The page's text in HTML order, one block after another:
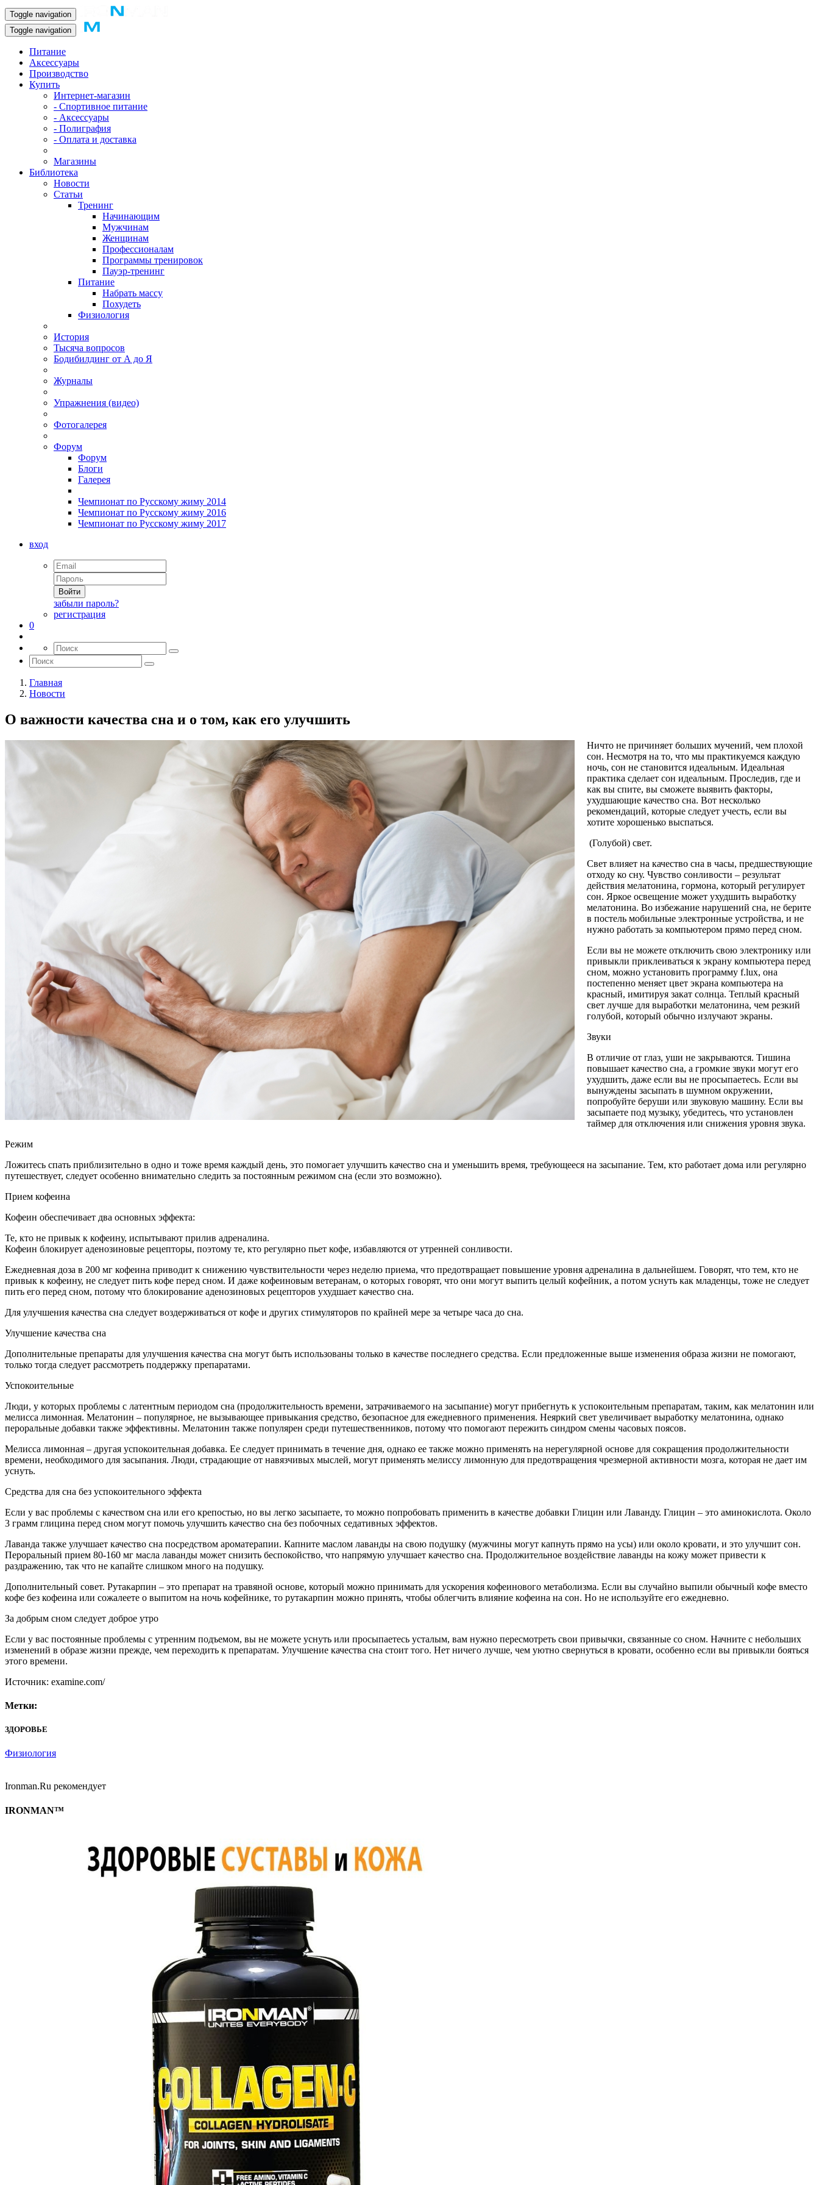
Toggle navigation
Toggle navigation
Питание
Аксессуары
Производство
Купить
Интернет-магазин
- Спортивное питание
- Аксессуары
- Полиграфия
- Оплата и доставка
Магазины
Библиотека
Новости
Статьи
Тренинг
Начинающим
Мужчинам
Женщинам
Профессионалам
Программы тренировок
Пауэр-тренинг
Питание
Набрать массу
Похудеть
Физиология
История
Тысяча вопросов
Бодибилдинг от А до Я
Журналы
Упражнения (видео)
Фотогалерея
Форум
Форум
Блоги
Галерея
Чемпионат по Русскому жиму 2014
Чемпионат по Русскому жиму 2016
Чемпионат по Русскому жиму 2017
вход
Войти
забыли пароль?
регистрация
0
Главная
Новости
О важности качества сна и о том, как его улучшить
Ничто не причиняет больших мучений, чем плохой
сон. Несмотря на то, что мы практикуемся каждую
ночь, сон не становится идеальным. Идеальная
практика сделает сон идеальным. Проследив, где и
как вы спите, вы сможете выявить факторы,
ухудшающие качество сна. Вот несколько
рекомендаций, которые следует учесть, если вы
хотите хорошенько выспаться.
(Голубой) свет.
Свет влияет на качество сна в часы, предшествующие
отходу ко сну. Чувство сонливости – результат
действия мелатонина, гормона, который регулирует
сон. Яркое освещение может ухудшить выработку
мелатонина. Во избежание нарушений сна, не берите
в постель мобильные электронные устройства, и не
нужно работать за компьютером прямо перед сном.
Если вы не можете отключить свою электронику или
привыкли приклеиваться к экрану компьютера перед
сном, можно установить программу f.lux, она
постепенно меняет цвет экрана компьютера на
красный, имитируя закат солнца. Теплый красный
свет лучше для выработки мелатонина, чем резкий
голубой, который обычно излучают экраны.
Звуки
В отличие от глаз, уши не закрываются. Тишина
повышает качество сна, а громкие звуки могут его
ухудшить, даже если вы не просыпаетесь. Если вы
вынуждены засыпать в шумном окружении,
попробуйте беруши или звуковую машину. Если вы
засыпаете под музыку, убедитесь, что установлен
таймер для отключения или снижения уровня звука.
Режим
Ложитесь спать приблизительно в одно и тоже время каждый день, это помогает улучшить качество сна и уменьшить время, требующееся на засыпание. Тем, кто работает дома или регулярно
путешествует, следует особенно внимательно следить за постоянным режимом сна (если это возможно).
Прием кофеина
Кофеин обеспечивает два основных эффекта:
Те, кто не привык к кофеину, испытывают прилив адреналина.
Кофеин блокирует аденозиновые рецепторы, поэтому те, кто регулярно пьет кофе, избавляются от утренней сонливости.
Ежедневная доза в 200 мг кофеина приводит к снижению чувствительности через неделю приема, что предотвращает повышение уровня адреналина в дальнейшем. Говорят, что тем, кто не
привык к кофеину, не следует пить кофе перед сном. И даже кофеиновым ветеранам, о которых говорят, что они могут выпить целый кофейник, а потом уснуть как младенцы, тоже не следует
пить его перед сном, потому что блокирование аденозиновых рецепторов ухудшает качество сна.
Для улучшения качества сна следует воздерживаться от кофе и других стимуляторов по крайней мере за четыре часа до сна.
Улучшение качества сна
Дополнительные препараты для улучшения качества сна могут быть использованы только в качестве последнего средства. Если предложенные выше изменения образа жизни не помогают,
только тогда следует рассмотреть поддержку препаратами.
Успокоительные
Люди, у которых проблемы с латентным периодом сна (продолжительность времени, затрачиваемого на засыпание) могут прибегнуть к успокоительным препаратам, таким, как мелатонин или
мелисса лимонная. Мелатонин – популярное, не вызывающее привыкания средство, безопасное для ежедневного применения. Неяркий свет увеличивает выработку мелатонина, однако
пероральные добавки также эффективны. Мелатонин также популярен среди путешественников, потому что помогают пережить синдром смены часовых поясов.
Мелисса лимонная – другая успокоительная добавка. Ее следует принимать в течение дня, однако ее также можно применять на нерегулярной основе для сокращения продолжительности
времени, необходимого для засыпания. Люди, страдающие от навязчивых мыслей, могут применять мелиссу лимонную для предотвращения чрезмерной активности мозга, которая не дает им
уснуть.
Средства для сна без успокоительного эффекта
Если у вас проблемы с качеством сна или его крепостью, но вы легко засыпаете, то можно попробовать применить в качестве добавки Глицин или Лаванду. Глицин – это аминокислота. Около
3 грамм глицина перед сном могут помочь улучшить качество сна без побочных седативных эффектов.
Лаванда также улучшает качество сна посредством ароматерапии. Капните маслом лаванды на свою подушку (мужчины могут капнуть прямо на усы) или около кровати, и это улучшит сон.
Пероральный прием 80-160 мг масла лаванды может снизить беспокойство, что напрямую улучшает качество сна. Продолжительное воздействие лаванды на кожу может привести к
раздражению, так что не капайте слишком много на подушку.
Дополнительный совет. Рутакарпин – это препарат на травяной основе, который можно принимать для ускорения кофеинового метаболизма. Если вы случайно выпили обычный кофе вместо
кофе без кофеина или сожалеете о выпитом на ночь кофейнике, то рутакарпин можно принять, чтобы облегчить влияние кофеина на сон. Но не используйте его ежедневно.
За добрым сном следует доброе утро
Если у вас постоянные проблемы с утренним подъемом, вы не можете уснуть или просыпаетесь усталым, вам нужно пересмотреть свои привычки, связанные со сном. Начните с небольших
изменений в образе жизни прежде, чем переходить к препаратам. Улучшение качества сна стоит того. Нет ничего лучше, чем уютно свернуться в кровати, особенно если вы привыкли бояться
этого времени.
Источник: examine.com/
Метки:
ЗДОРОВЬЕ
Физиология
Ironman.Ru рекомендует
IRONMAN™